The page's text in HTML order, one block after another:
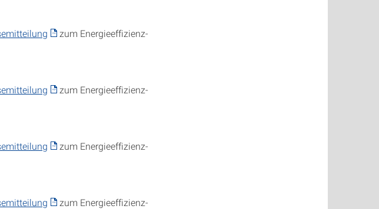
zum Energieeffizienz-
zum Energieeffizienz-
zum Energieeffizienz-
zum Energieeffizienz-